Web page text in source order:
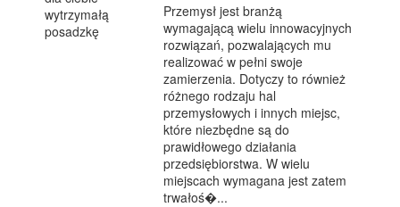
Przemysł jest branżą
wymagającą wielu innowacyjnych
rozwiązań, pozwalających mu
realizować w pełni swoje
zamierzenia. Dotyczy to również
różnego rodzaju hal
przemysłowych i innych miejsc,
które niezbędne są do
prawidłowego działania
przedsiębiorstwa. W wielu
miejscach wymagana jest zatem
trwałoś�...